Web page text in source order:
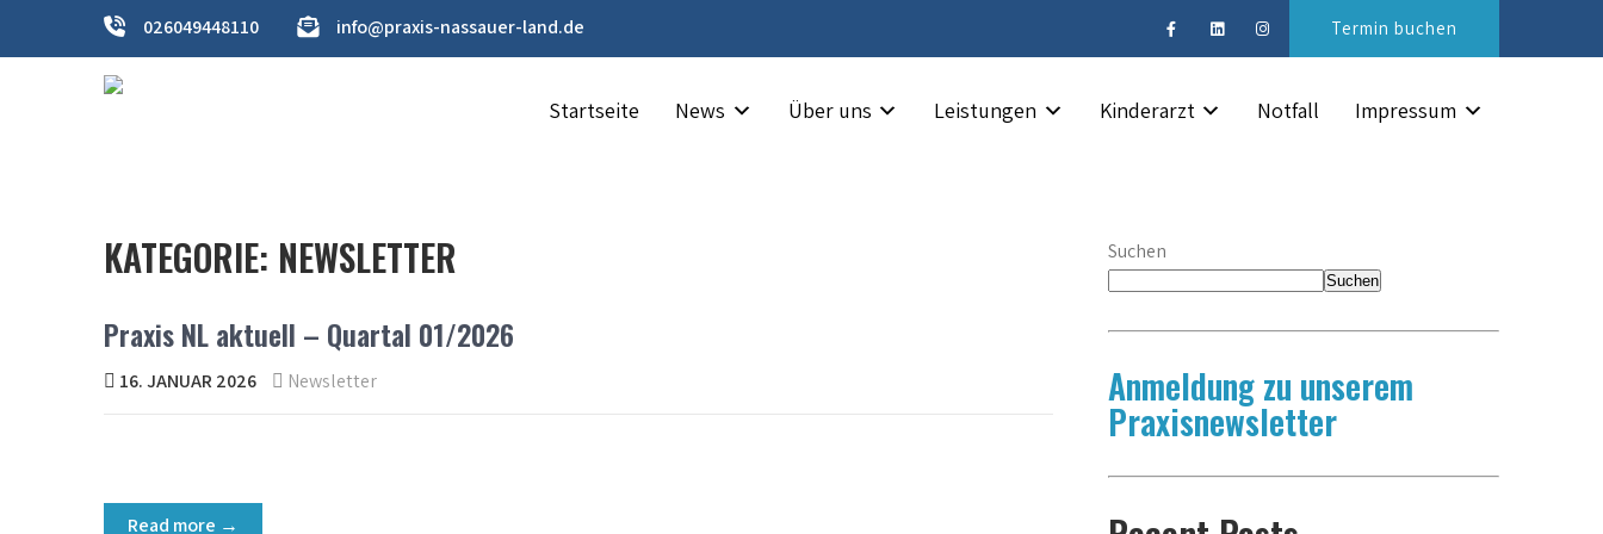
026049448110 info@praxis-nassauer-land.de Termin buchen
Startseite News Über uns Leistungen Kinderarzt Notfall Impressum
KATEGORIE: NEWSLETTER
Praxis NL aktuell – Quartal 01/2026
16. JANUAR 2026 Newsletter
Read more →
Suchen
Suchen
Anmeldung zu unserem
Praxisnewsletter